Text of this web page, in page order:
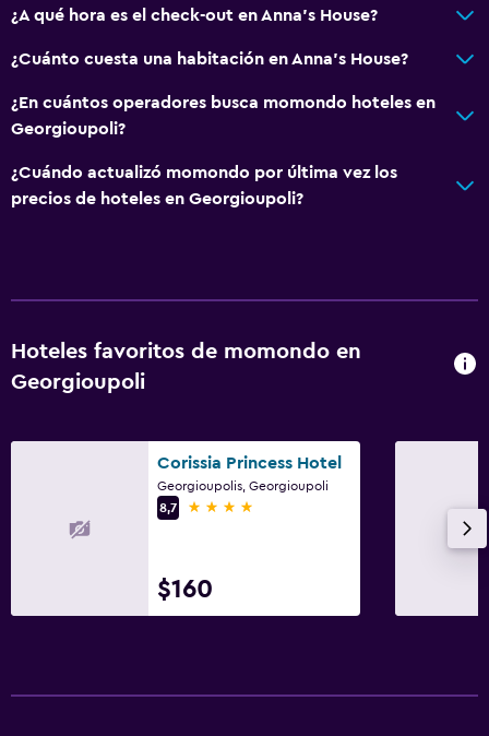
¿A qué hora es el check-out en Anna's House?
¿Cuánto cuesta una habitación en Anna's House?
¿En cuántos operadores busca momondo hoteles en
Georgioupoli?
¿Cuándo actualizó momondo por última vez los
precios de hoteles en Georgioupoli?
Hoteles favoritos de momondo en
Georgioupoli
Corissia Princess Hotel
Georgioupolis, Georgioupoli
8,7
4 estrellas
$160